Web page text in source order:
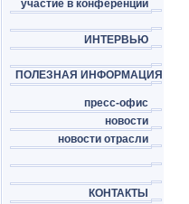
участие в конференции
ИНТЕРВЬЮ
ПОЛЕЗНАЯ ИНФОРМАЦИЯ
пресс-офис
новости
новости отрасли
КОНТАКТЫ